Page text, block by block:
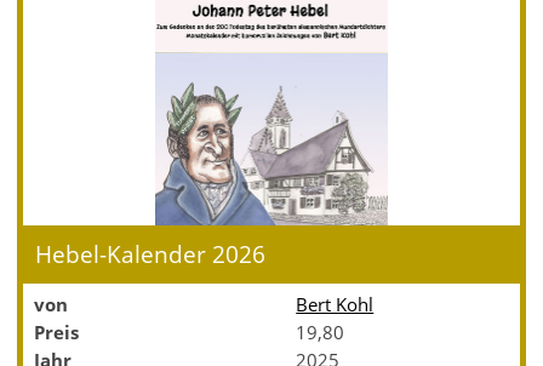
Hebel-Kalender 2026
von
Bert Kohl
Preis
19,80
Jahr
2025